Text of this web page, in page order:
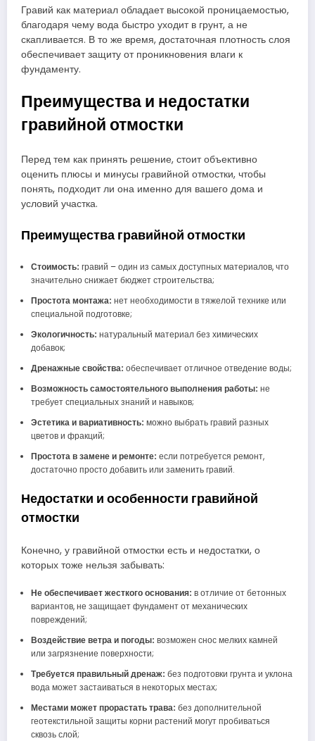
Гравий как материал обладает высокой проницаемостью,
благодаря чему вода быстро уходит в грунт, а не
скапливается. В то же время, достаточная плотность слоя
обеспечивает защиту от проникновения влаги к
фундаменту.
Преимущества и недостатки
гравийной отмостки
Перед тем как принять решение, стоит объективно
оценить плюсы и минусы гравийной отмостки, чтобы
понять, подходит ли она именно для вашего дома и
условий участка.
Преимущества гравийной отмостки
Стоимость: гравий – один из самых доступных материалов, что
значительно снижает бюджет строительства;
Простота монтажа: нет необходимости в тяжелой технике или
специальной подготовке;
Экологичность: натуральный материал без химических
добавок;
Дренажные свойства: обеспечивает отличное отведение воды;
Возможность самостоятельного выполнения работы: не
требует специальных знаний и навыков;
Эстетика и вариативность: можно выбрать гравий разных
цветов и фракций;
Простота в замене и ремонте: если потребуется ремонт,
достаточно просто добавить или заменить гравий.
Недостатки и особенности гравийной
отмостки
Конечно, у гравийной отмостки есть и недостатки, о
которых тоже нельзя забывать:
Не обеспечивает жесткого основания: в отличие от бетонных
вариантов, не защищает фундамент от механических
повреждений;
Воздействие ветра и погоды: возможен снос мелких камней
или загрязнение поверхности;
Требуется правильный дренаж: без подготовки грунта и уклона
вода может застаиваться в некоторых местах;
Местами может прорастать трава: без дополнительной
геотекстильной защиты корни растений могут пробиваться
сквозь слой;